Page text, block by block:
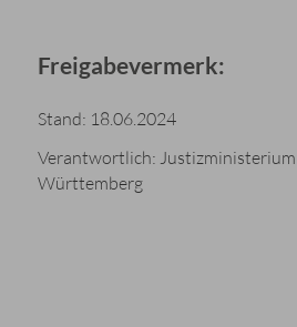
Freigabevermerk:
Stand: 18.06.2024
Verantwortlich:
Württemberg